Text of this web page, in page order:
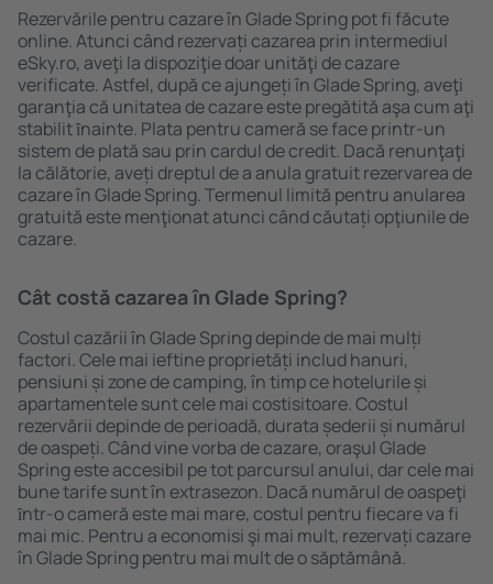
Rezervările pentru cazare în Glade Spring pot fi făcute
online. Atunci când rezervați cazarea prin intermediul
eSky.ro, aveţi la dispoziţie doar unităţi de cazare
verificate. Astfel, după ce ajungeți în Glade Spring, aveţi
garanţia că unitatea de cazare este pregătită aşa cum aţi
stabilit ȋnainte. Plata pentru cameră se face printr-un
sistem de plată sau prin cardul de credit. Dacă renunţaţi
la călătorie, aveți dreptul de a anula gratuit rezervarea de
cazare în Glade Spring. Termenul limită pentru anularea
gratuită este menţionat atunci când căutați opţiunile de
cazare.
Cât costă cazarea în Glade Spring?
Costul cazării în Glade Spring depinde de mai mulți
factori. Cele mai ieftine proprietăți includ hanuri,
pensiuni și zone de camping, în timp ce hotelurile și
apartamentele sunt cele mai costisitoare. Costul
rezervării depinde de perioadă, durata șederii și numărul
de oaspeți. Când vine vorba de cazare, oraşul Glade
Spring este accesibil pe tot parcursul anului, dar cele mai
bune tarife sunt în extrasezon. Dacă numărul de oaspeţi
ȋntr-o cameră este mai mare, costul pentru fiecare va fi
mai mic. Pentru a economisi şi mai mult, rezervați cazare
în Glade Spring pentru mai mult de o săptămână.